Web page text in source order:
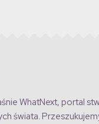
WhatNext, portal
świata.